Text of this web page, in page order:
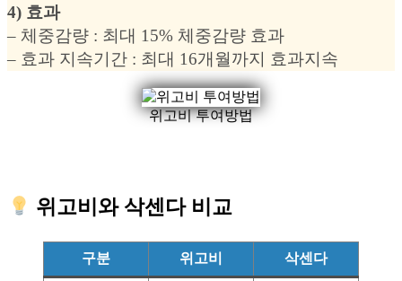
4) 효과
– 체중감량 : 최대 15% 체중감량 효과
– 효과 지속기간 : 최대 16개월까지 효과지속
위고비 투여방법
위고비와 삭센다 비교
구분 위고비 삭센다